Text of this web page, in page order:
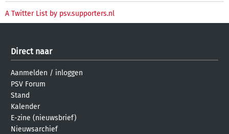
A Twitter List by psv.supporters.nl
Direct naar
Aanmelden / inloggen
PSV Forum
Stand
Kalender
E-zine (nieuwsbrief)
Nieuwsarchief